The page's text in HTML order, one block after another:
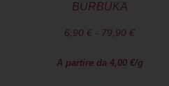
BURBUKA
6,90 € - 79,90 €
A partire da 4,00 €/g